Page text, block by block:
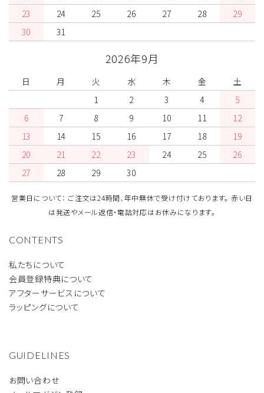
CONTENTS
私たちについて
会員登録特典について
アフターサービスについて
ラッピングについて
GUIDELINES
お問い合わせ
23
24 25 26 27 28
29
30
31
2026年9月
日 月 火 水 木 金
土
1
2 3 4
5
6
7 8 9 10 11
12
13
14 15 16 17 18
19
20
21 22 23 24 25
26
27
28 29 30
営業日について： ご注文は24時間、年中無休で受け付けております。 赤い日
は発送やメール返信・電話対応はお休みになります。